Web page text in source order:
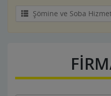
Şömine ve Soba